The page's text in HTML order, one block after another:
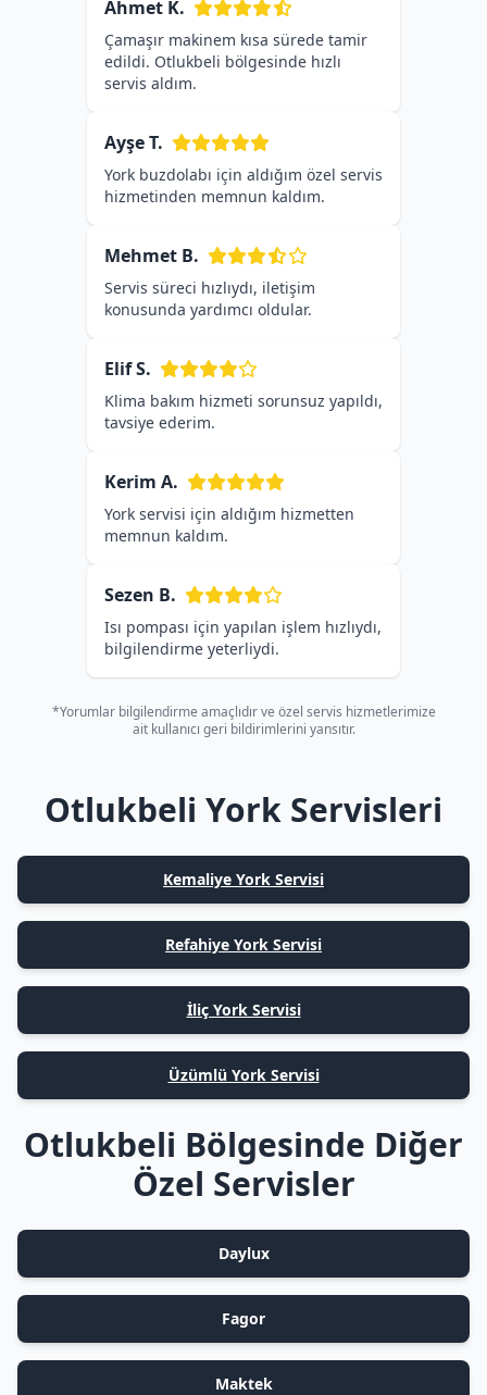
Ahmet K.
Çamaşır makinem kısa sürede tamir
edildi. Otlukbeli bölgesinde hızlı
servis aldım.
Ayşe T.
York buzdolabı için aldığım özel servis
hizmetinden memnun kaldım.
Mehmet B.
Servis süreci hızlıydı, iletişim
konusunda yardımcı oldular.
Elif S.
Klima bakım hizmeti sorunsuz yapıldı,
tavsiye ederim.
Kerim A.
York servisi için aldığım hizmetten
memnun kaldım.
Sezen B.
Isı pompası için yapılan işlem hızlıydı,
bilgilendirme yeterliydi.
*Yorumlar bilgilendirme amaçlıdır ve özel servis hizmetlerimize
ait kullanıcı geri bildirimlerini yansıtır.
Otlukbeli York Servisleri
Kemaliye York Servisi
Refahiye York Servisi
İliç York Servisi
Üzümlü York Servisi
Otlukbeli Bölgesinde Diğer
Özel Servisler
Daylux
Fagor
Maktek